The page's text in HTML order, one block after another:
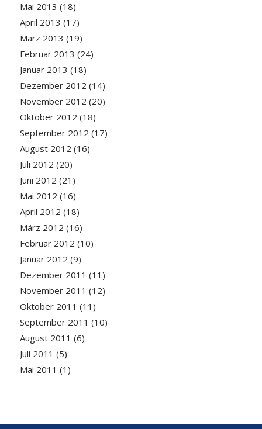
Mai 2013 (18)
April 2013 (17)
März 2013 (19)
Februar 2013 (24)
Januar 2013 (18)
Dezember 2012 (14)
November 2012 (20)
Oktober 2012 (18)
September 2012 (17)
August 2012 (16)
Juli 2012 (20)
Juni 2012 (21)
Mai 2012 (16)
April 2012 (18)
März 2012 (16)
Februar 2012 (10)
Januar 2012 (9)
Dezember 2011 (11)
November 2011 (12)
Oktober 2011 (11)
September 2011 (10)
August 2011 (6)
Juli 2011 (5)
Mai 2011 (1)